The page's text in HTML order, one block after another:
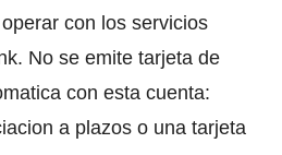
con los servicios
No se emite tarjeta de
con esta cuenta:
a plazos o una tarjeta